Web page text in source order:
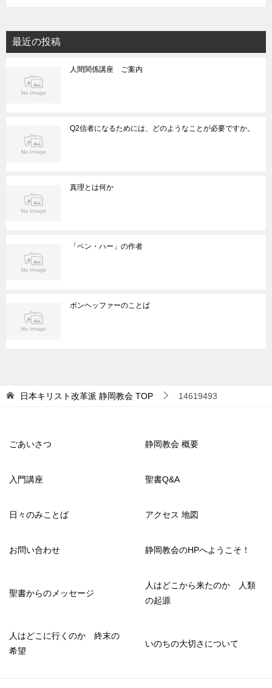
最近の投稿
人間関係講座 ご案内
Q2信者になるためには、どのようなことが必要ですか。
真理とは何か
「ベン・ハー」の作者
ボンヘッファーのことば
日本キリスト改革派 静岡教会 TOP 14619493
ごあいさつ 静岡教会 概要
入門講座 聖書Q&A
日々のみことば アクセス 地図
お問い合わせ 静岡教会のHPへようこそ！
聖書からのメッセージ
人はどこから来たのか 人類
の起源
人はどこに行くのか 終末の
希望
いのちの大切さについて